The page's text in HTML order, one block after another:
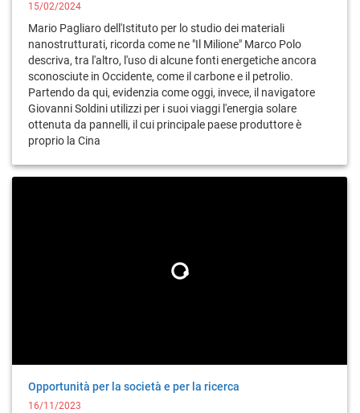
15/02/2024
Mario Pagliaro dell'Istituto per lo studio dei materiali
nanostrutturati, ricorda come ne "Il Milione" Marco Polo
descriva, tra l'altro, l'uso di alcune fonti energetiche ancora
sconosciute in Occidente, come il carbone e il petrolio.
Partendo da qui, evidenzia come oggi, invece, il navigatore
Giovanni Soldini utilizzi per i suoi viaggi l'energia solare
ottenuta da pannelli, il cui principale paese produttore è
proprio la Cina
Opportunità per la società e per la ricerca
16/11/2023